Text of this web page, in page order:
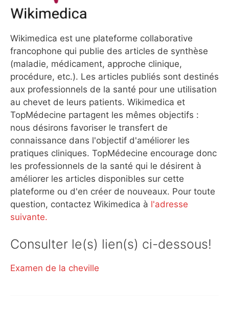
Wikimedica est une plateforme collaborative
francophone qui publie des articles de synthèse
(maladie, médicament, approche clinique,
procédure, etc.). Les articles publiés sont destinés
aux professionnels de la santé pour une utilisation
au chevet de leurs patients. Wikimedica et
TopMédecine partagent les mêmes objectifs :
nous désirons favoriser le transfert de
connaissance dans l'objectif d'améliorer les
pratiques cliniques. TopMédecine encourage donc
les professionnels de la santé qui le désirent à
améliorer les articles disponibles sur cette
plateforme ou d'en créer de nouveaux. Pour toute
question, contactez Wikimedica à l'adresse
suivante.
Consulter le(s) lien(s) ci-dessous!
Examen de la cheville